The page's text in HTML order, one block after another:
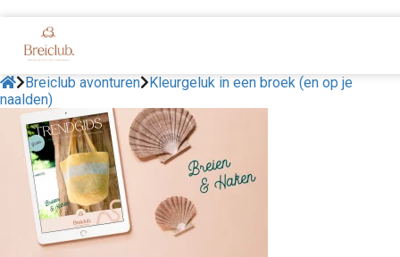
Breiclub avonturen
Kleurgeluk in een broek (en op je
naalden)